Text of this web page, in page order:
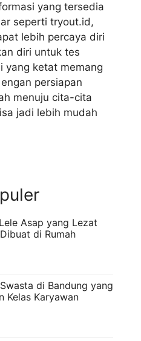
yang tersedia
seperti tryout.id,
lebih percaya diri
diri untuk tes
yang ketat memang
persiapan
menuju cita-cita
jadi lebih mudah
Asap yang Lezat
di Rumah
di Bandung yang
Kelas Karyawan